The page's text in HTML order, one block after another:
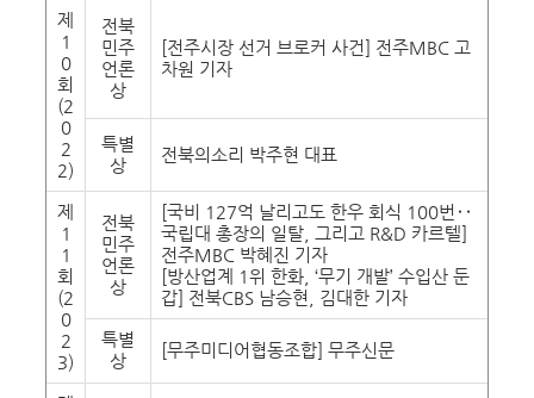
제
1
0
회
(2
0
2
2)
전북
민주
언론
상
[전주시장 선거 브로커 사건] 전주MBC 고
차원 기자
특별
상
전북의소리 박주현 대표
제
1
1
회
(2
0
2
3)
전북
민주
언론
상
[국비 127억 날리고도 한우 회식 100번‥
국립대 총장의 일탈, 그리고 R&D 카르텔]
전주MBC 박혜진 기자
[방산업계 1위 한화, ‘무기 개발’ 수입산 둔
갑] 전북CBS 남승현, 김대한 기자
특별
상
[무주미디어협동조합] 무주신문